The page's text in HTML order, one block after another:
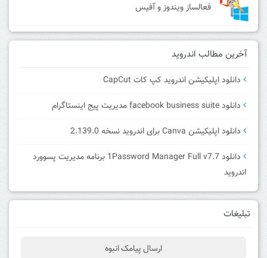
فعالساز ویندوز و آفیس
آخرین مطالب اندروید
دانلود اپلیکیشن اندروید کپ کات CapCut
دانلود facebook business suite مدیریت پیج اینستاگرام
دانلود اپلیکیشن Canva برای اندروید نسخه 2.139.0
دانلود 1Password Manager Full v7.7 برنامه مدیریت پسوورد
اندروید
تبلیغات
ارسال پیامک انبوه